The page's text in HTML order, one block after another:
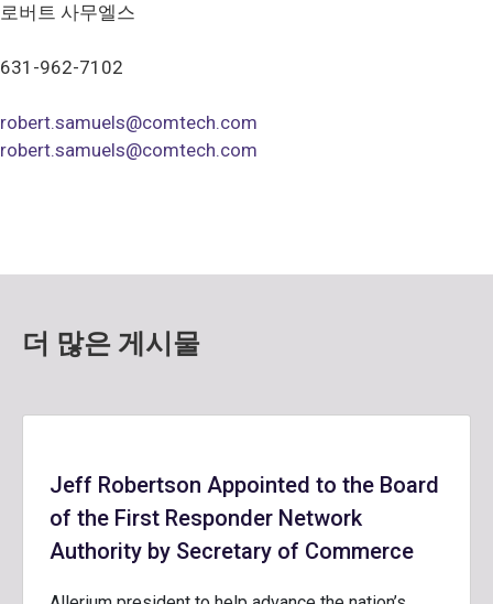
로버트 사무엘스
631-962-7102
robert.samuels@comtech.com
robert.samuels@comtech.com
더 많은 게시물
Jeff Robertson Appointed to the Board
of the First Responder Network
Authority by Secretary of Commerce